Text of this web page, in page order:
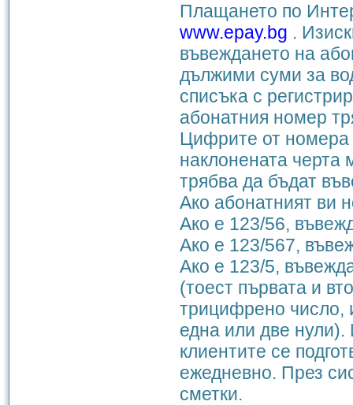
Плащането по
www.epay.bg .
въвеждането на
дължими суми за
списъка с
абонатния номер
Цифрите от номера
наклонената черта
трябва да бъдат
Ако абонатният ви
Ако е 123/56,
Ако е 123/567,
Ако е 123/5,
(тоест първата и
трицифрено число,
една или две
клиентите се
ежедневно. През
сметки.